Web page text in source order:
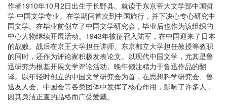
作者1910年10月2日出生于长野县。就读于东京帝大文学部中国哲
学·中国文学专业。在学期间首次到中国旅行，并下决心专心研究中
国文学。在毕业前创立了中国文学研究会，毕业后也作为该组织的
中心人物继续开展活动。1943年被征召入陆军，在中国迎来了日本
的战败。战后在京王大学担任讲师、东京都立大学担任教授等教职
的同时，还作为评论家积极发表论文。以现代中国文学，尤其是鲁
迅研究为根基开展文学评论活动。晚年倾注精力于鲁迅作品的翻
译。以年轻时创立的中国文学研究会为首，在思想科学研究会、鲁
迅友人会、中国会等各类团体中发挥了核心作用，影响了许多人，
因其廉洁正直的品格而广受爱戴。